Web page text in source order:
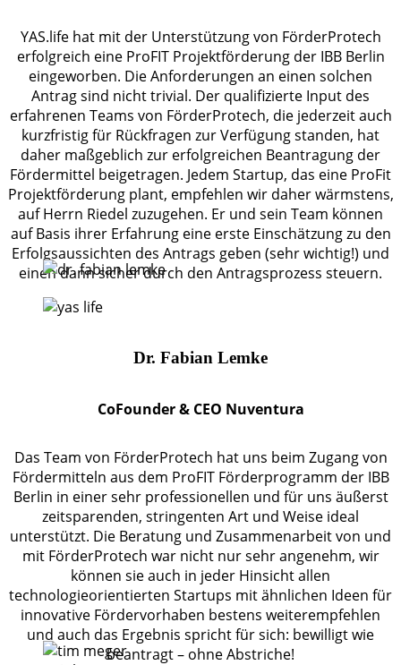
YAS.life hat mit der Unterstützung von FörderProtech
erfolgreich eine ProFIT Projektförderung der IBB Berlin
eingeworben. Die Anforderungen an einen solchen
Antrag sind nicht trivial. Der qualifizierte Input des
erfahrenen Teams von FörderProtech, die jederzeit auch
kurzfristig für Rückfragen zur Verfügung standen, hat
daher maßgeblich zur erfolgreichen Beantragung der
Fördermittel beigetragen. Jedem Startup, das eine ProFit
Projektförderung plant, empfehlen wir daher wärmstens,
auf Herrn Riedel zuzugehen. Er und sein Team können
auf Basis ihrer Erfahrung eine erste Einschätzung zu den
Erfolgsaussichten des Antrags geben (sehr wichtig!) und
einen dann sicher durch den Antragsprozess steuern.
Dr. Fabian Lemke
CoFounder & CEO Nuventura
Das Team von FörderProtech hat uns beim Zugang von
Fördermitteln aus dem ProFIT Förderprogramm der IBB
Berlin in einer sehr professionellen und für uns äußerst
zeitsparenden, stringenten Art und Weise ideal
unterstützt. Die Beratung und Zusammenarbeit von und
mit FörderProtech war nicht nur sehr angenehm, wir
können sie auch in jeder Hinsicht allen
technologieorientierten Startups mit ähnlichen Ideen für
innovative Fördervorhaben bestens weiterempfehlen
und auch das Ergebnis spricht für sich: bewilligt wie
beantragt – ohne Abstriche!